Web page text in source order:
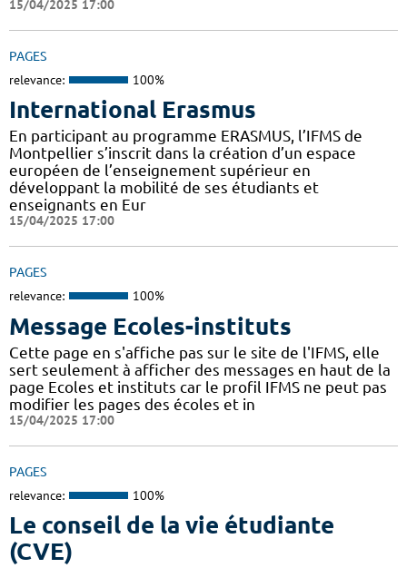
15/04/2025 17:00
PAGES
relevance: 100%
International Erasmus
En participant au programme ERASMUS, l’IFMS de
Montpellier s’inscrit dans la création d’un espace
européen de l’enseignement supérieur en
développant la mobilité de ses étudiants et
enseignants en Eur
15/04/2025 17:00
PAGES
relevance: 100%
Message Ecoles-instituts
Cette page en s'affiche pas sur le site de l'IFMS, elle
sert seulement à afficher des messages en haut de la
page Ecoles et instituts car le profil IFMS ne peut pas
modifier les pages des écoles et in
15/04/2025 17:00
PAGES
relevance: 100%
Le conseil de la vie étudiante
(CVE)